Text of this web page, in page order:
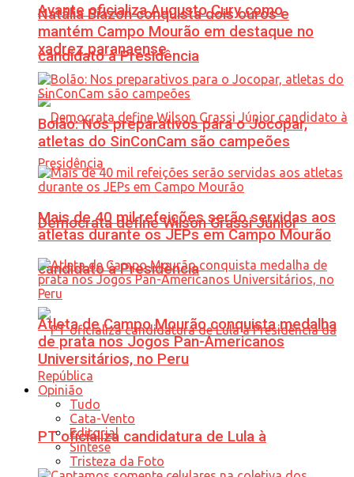
Avante oficializa Augusto Cury como
candidato à Presidência
Democrata define Wilson Grassi Júnior
candidato à Presidência
PT oficializa candidatura de Lula à
Natália Biazon conquista dois ouros e
mantém Campo Mourão em destaque no
xadrez paranaense
Bolão: Nos preparativos para o Jocopar,
atletas do SinConCam são campeões
Mais de 40 mil refeições serão servidas aos
atletas durante os JEPs em Campo Mourão
Atleta de Campo Mourão conquista medalha
de prata nos Jogos Pan-Americanos
Universitários, no Peru
Opinião
Tudo
Cata-Vento
Editorial
Síntese
Tristeza da Foto